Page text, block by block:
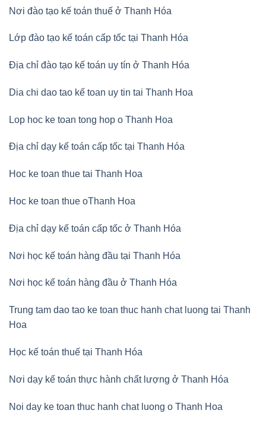
Nơi đào tạo kế toán thuế ở Thanh Hóa
Lớp đào tạo kế toán cấp tốc tại Thanh Hóa
Địa chỉ đào tạo kế toán uy tín ở Thanh Hóa
Dia chi dao tao kế toan uy tin tai Thanh Hoa
Lop hoc ke toan tong hop o Thanh Hoa
Địa chỉ dạy kế toán cấp tốc tại Thanh Hóa
Hoc ke toan thue tai Thanh Hoa
Hoc ke toan thue oThanh Hoa
Địa chỉ dạy kế toán cấp tốc ở Thanh Hóa
Nơi học kế toán hàng đầu tại Thanh Hóa
Nơi học kế toán hàng đầu ở Thanh Hóa
Trung tam dao tao ke toan thuc hanh chat luong tai Thanh
Hoa
Học kế toán thuế tại Thanh Hóa
Nơi dạy kế toán thực hành chất lượng ở Thanh Hóa
Noi day ke toan thuc hanh chat luong o Thanh Hoa